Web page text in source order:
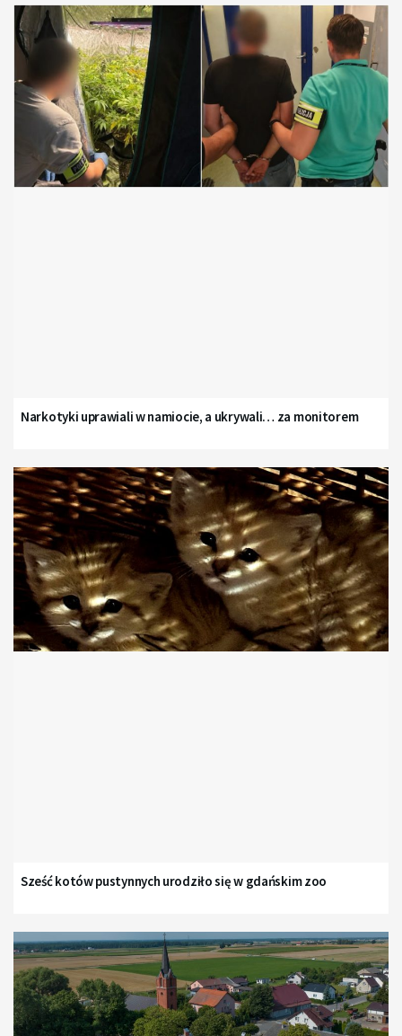
Narkotyki uprawiali w namiocie, a ukrywali… za monitorem
Sześć kotów pustynnych urodziło się w gdańskim zoo